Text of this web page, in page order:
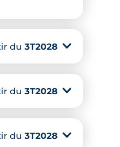
du 3T2028 ▾
du 3T2028 ▾
du 3T2028 ▾